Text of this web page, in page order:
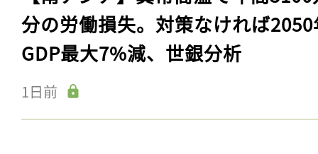
分の労働損失。対策なければ
GDP最大7%減、世銀分析
1日前